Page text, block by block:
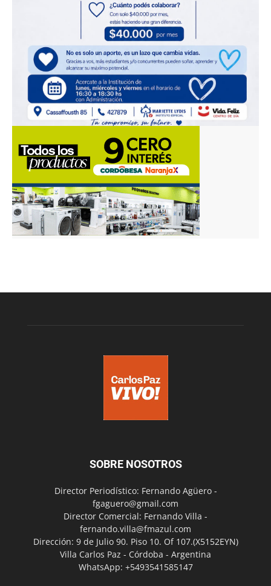
SOBRE NOSOTROS
Director Periodístico: Fernando Agüero -
fgaguero@gmail.com
Director Comercial: Fernando Villa -
fernando.villa@fmazul.com
Dirección: 9 de Julio 90. Piso 10. Of 107.(X5152EYN)
Villa Carlos Paz - Córdoba - Argentina
WhatsApp: +5493541585147